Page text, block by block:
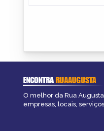
ENCONTRARUAAUGUSTA
O melhor da Rua
empresas, locais,